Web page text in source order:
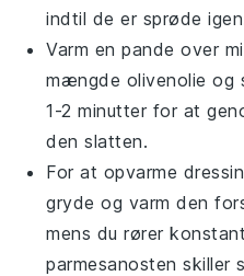
indtil de er sprøde
Varm en pande over
mængde olivenolie og
1-2 minutter for at
den slatten.
For at opvarme
gryde og varm den
mens du rører
parmesanosten skiller